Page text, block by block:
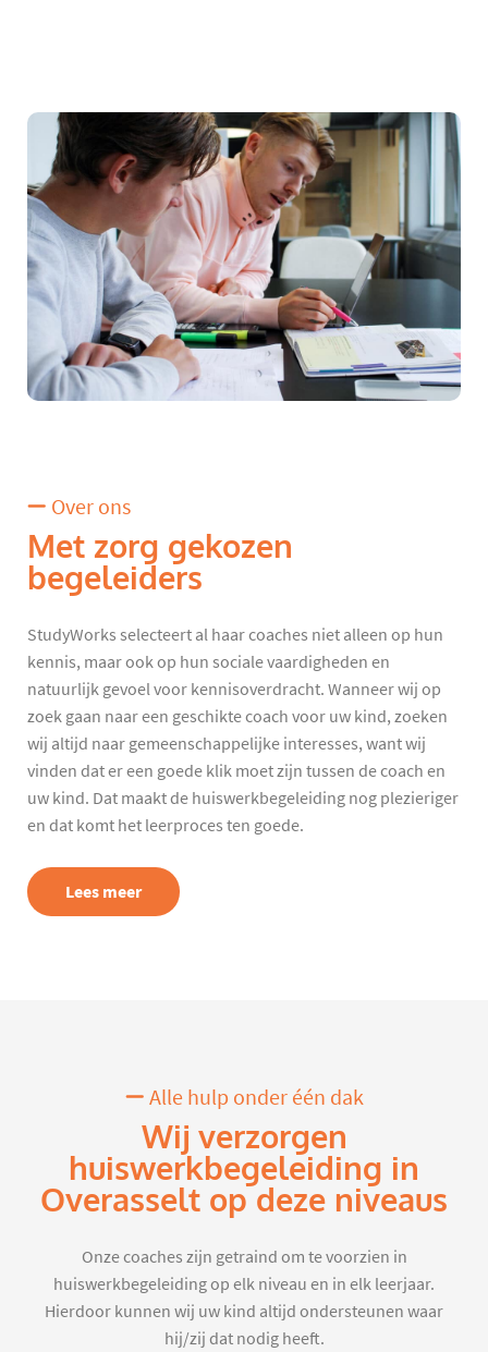
Over ons
Met zorg gekozen
begeleiders
StudyWorks selecteert al haar coaches niet alleen op hun
kennis, maar ook op hun sociale vaardigheden en
natuurlijk gevoel voor kennisoverdracht. Wanneer wij op
zoek gaan naar een geschikte coach voor uw kind, zoeken
wij altijd naar gemeenschappelijke interesses, want wij
vinden dat er een goede klik moet zijn tussen de coach en
uw kind. Dat maakt de huiswerkbegeleiding nog plezieriger
en dat komt het leerproces ten goede.
Lees meer
Alle hulp onder één dak
Wij verzorgen
huiswerkbegeleiding in
Overasselt op deze niveaus
Onze coaches zijn getraind om te voorzien in
huiswerkbegeleiding op elk niveau en in elk leerjaar.
Hierdoor kunnen wij uw kind altijd ondersteunen waar
hij/zij dat nodig heeft.